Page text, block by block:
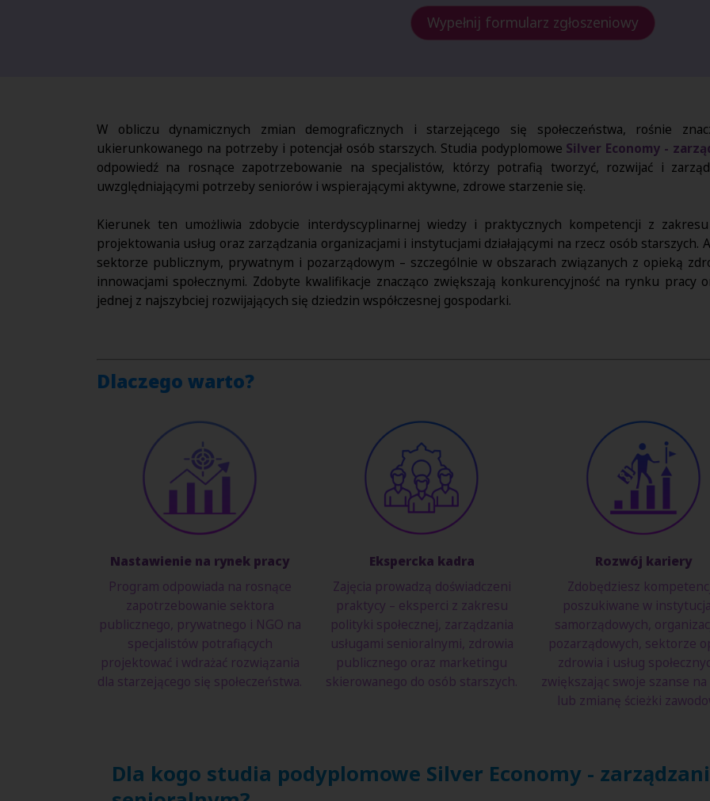
Wypełnij formularz zgłoszeniowy
W obliczu dynamicznych zmian demograficznych i starzejącego się społeczeństwa, rośnie
ukierunkowanego na potrzeby i potencjał osób starszych. Studia podyplomowe Silver Economy -
odpowiedź na rosnące zapotrzebowanie na specjalistów, którzy potrafią tworzyć, rozwijać i
uwzględniającymi potrzeby seniorów i wspierającymi aktywne, zdrowe starzenie się.
Kierunek ten umożliwia zdobycie interdyscyplinarnej wiedzy i praktycznych kompetencji z
projektowania usług oraz zarządzania organizacjami i instytucjami działającymi na rzecz osób
sektorze publicznym, prywatnym i pozarządowym – szczególnie w obszarach związanych z opieką
innowacjami społecznymi. Zdobyte kwalifikacje znacząco zwiększają konkurencyjność na rynku pracy
jednej z najszybciej rozwijających się dziedzin współczesnej gospodarki.
Dlaczego warto?
Nastawienie na rynek pracy
Program odpowiada na rosnące
zapotrzebowanie sektora
publicznego, prywatnego i NGO na
specjalistów potrafiących
projektować i wdrażać rozwiązania
dla starzejącego się społeczeństwa.
Ekspercka kadra
Zajęcia prowadzą doświadczeni
praktycy – eksperci z zakresu
polityki społecznej, zarządzania
usługami senioralnymi, zdrowia
publicznego oraz marketingu
skierowanego do osób starszych.
Rozwój kariery
Zdobędziesz
poszukiwane w
samorządowych,
pozarządowych, sektorze
zdrowia i usług
zwiększając swoje szanse na
lub zmianę ścieżki
Dla kogo studia podyplomowe Silver Economy -